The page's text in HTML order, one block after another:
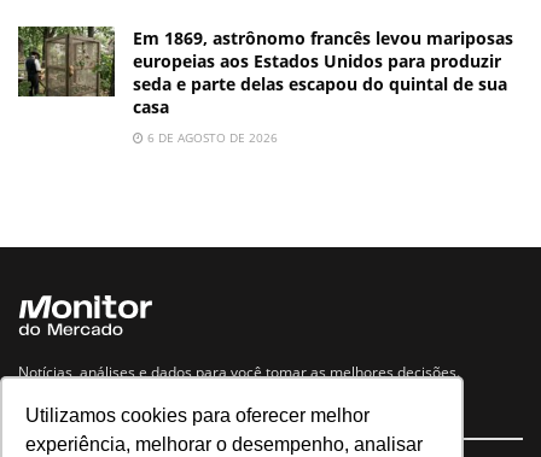
Utilizamos cookies para oferecer melhor
experiência, melhorar o desempenho, analisar
Em 1869, astrônomo francês levou mariposas
europeias aos Estados Unidos para produzir
seda e parte delas escapou do quintal de sua
casa
6 DE AGOSTO DE 2026
Notícias, análises e dados para você tomar as melhores decisões.
Navegue no site